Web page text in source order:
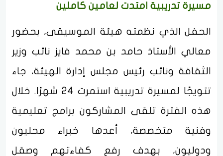
مسيرة تدريبية امتدت لعامين كاملين
الحفل الذي نظمته هيئة الموسيقى، بحضور
معالي الأستاذ حامد بن محمد فايز نائب وزير
الثقافة ونائب رئيس مجلس إدارة الهيئة، جاء
تتويجًا لمسيرة تدريبية استمرت 24 شهرًا. خلال
هذه الفترة تلقى المشاركون برامج تعليمية
وفنية متخصصة، أعدها خبراء محليون
ودوليون، بهدف رفع كفاءتهم وصقل